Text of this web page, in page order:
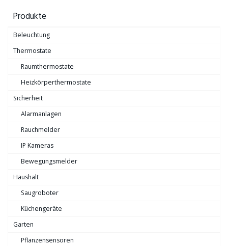
Produkte
Beleuchtung
Thermostate
Raumthermostate
Heizkörperthermostate
Sicherheit
Alarmanlagen
Rauchmelder
IP Kameras
Bewegungsmelder
Haushalt
Saugroboter
Küchengeräte
Garten
Pflanzensensoren